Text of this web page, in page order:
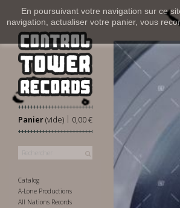
En poursuivant votre navigation sur ce
navigation, actualiser votre panier, vous
Panier 0,00 €
|
(vide)
Catalog
A-Lone Productions
All Nations Records